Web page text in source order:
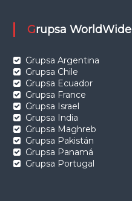
Grupsa WorldWide
Grupsa Argentina
Grupsa Chile
Grupsa Ecuador
Grupsa France
Grupsa Israel
Grupsa India
Grupsa Maghreb
Grupsa Pakistán
Grupsa Panamá
Grupsa Portugal